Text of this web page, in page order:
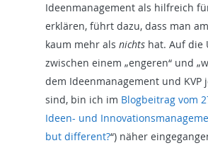
Ideenmanagement als hilfreich
erklären, führt dazu, dass man
kaum mehr als nichts hat. Auf die
zwischen einem „engeren“ und
dem Ideenmanagement und KVP
sind, bin ich im Blogbeitrag vom
Ideen- und
but different?“) näher